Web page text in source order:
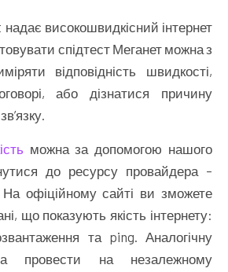
високошвидкісний інтернет
спідтест Меганет можна з
відповідність швидкості,
або дізнатися причину
можна за допомогою нашого
до ресурсу провайдера –
офіційному сайті ви зможете
що показують якість інтернету:
та ping. Аналогічну
провести на незалежному